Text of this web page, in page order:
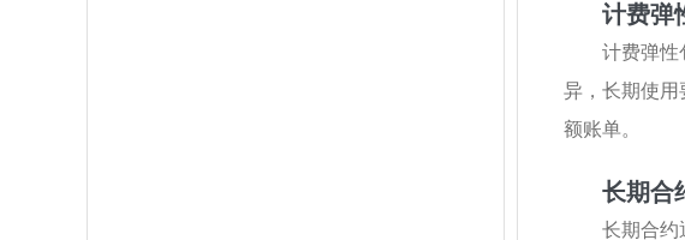
计费弹
计费弹性
异，长期使用
额账单。
长期合
长期合约